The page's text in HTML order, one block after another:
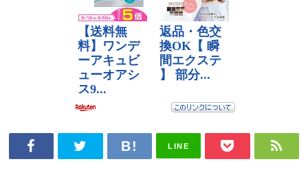
LINE